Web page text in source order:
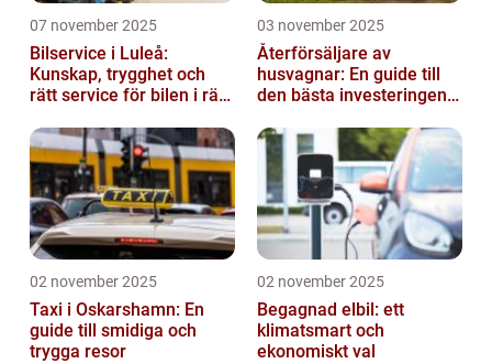
07 november 2025
Bilservice i Luleå:
Kunskap, trygghet och
rätt service för bilen i rätt
03 november 2025
Återförsäljare av
husvagnar: En guide till
den bästa investeringen
02 november 2025
Taxi i Oskarshamn: En
guide till smidiga och
trygga resor
02 november 2025
Begagnad elbil: ett
klimatsmart och
ekonomiskt val